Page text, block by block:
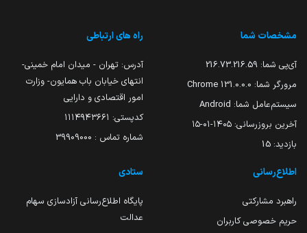
مشخصات شما
آی‌پی شما: 216.73.216.59
مرورگر شما: 131.0.0.0 Chrome
سیستم‌عامل شما: Android
آخرین بروزرسانی: ۱۴۰۵-۰۱-۱۵
بازدید: 15
راه های ارتباطی
آدرس: تهران - میدان امام خمینی-
انتهای خیابان باب همایون- وزارت
امور اقتصادی و دارایی
کدپستی: ۱۱۱۴۹۴۳۶۶۱
شماره تماس : 39909000
اطلاع‌رسانی
راهبرد مشارکتی
حریم خصوصی کاربران
ستادی
پایگاه اطلاع‌رسانی آزادسازی سهام
عدالت